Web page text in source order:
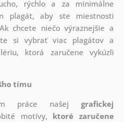
rýchlo a za minimálne
plagát, aby ste miestnosti
chcete niečo výraznejšie a
si vybrať viac plagátov a
ktorá zaručene vykúzli
tímu
práce našejgrafickej
motívy, ktoré zaručene